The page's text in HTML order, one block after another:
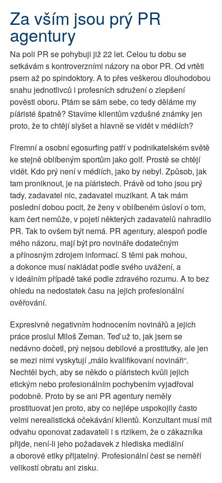
Za vším jsou prý PR
agentury
Na poli PR se pohybuji již 22 let. Celou tu dobu se
setkávám s kontroverzními názory na obor PR. Od vrtěti
psem až po spindoktory. A to přes veškerou dlouhodobou
snahu jednotlivců i profesních sdružení o zlepšení
pověsti oboru. Ptám se sám sebe, co tedy děláme my
píáristé špatně? Stavíme klientům vzdušné známky jen
proto, že to chtějí slyšet a hlavně se vidět v médiích?
Firemní a osobní egosurfing patří v podnikatelském světě
ke stejně oblíbeným sportům jako golf. Prostě se chtějí
vidět. Kdo prý není v médiích, jako by nebyl. Způsob, jak
tam proniknout, je na píáristech. Právě od toho jsou prý
tady, zadavatel nic, zadavatel muzikant. A tak mám
poslední dobou pocit, že ženy v oblíbeném úsloví o tom,
kam čert nemůže, v pojetí některých zadavatelů nahradilo
PR. Tak to ovšem být nemá. PR agentury, alespoň podle
mého názoru, mají být pro novináře dodatečným
a přínosným zdrojem informací. S těmi pak mohou,
a dokonce musí nakládat podle svého uvážení, a
v ideálním případě také podle zdravého rozumu. A to bez
ohledu na nedostatek času na jejich profesionální
ověřování.
Expresivně negativním hodnocením novinářů a jejich
práce proslul Miloš Zeman. Teď už to, jak jsem se
nedávno dočetl, prý nejsou debilové a prostitutky, ale jen
se mezi nimi vyskytují „málo kvalifikovaní novináři“.
Nechtěl bych, aby se někdo o píáristech kvůli jejich
etickým nebo profesionálním pochybením vyjadřoval
podobně. Proto by se ani PR agentury neměly
prostituovat jen proto, aby co nejlépe uspokojily často
velmi nerealistická očekávání klientů. Konzultant musí mít
odvahu oponovat zadavateli i s rizikem, že o zákazníka
přijde, není-li jeho požadavek z hlediska mediální
a oborové etiky přijatelný. Profesionální čest se neměří
velikostí obratu ani zisku.